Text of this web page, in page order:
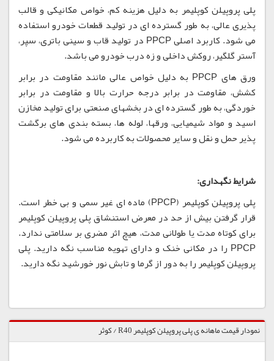
پلی پروپیلن کوپلیمر به دلیل هزینه کم، خواص مکانیکی و قالب
پذیری عالی، به طور گسترده ای در تولید قطعات خودرو استفاده
می شود. کاربرد اصلی PPCP در تولید قاب و سینی باتری، سپر،
آستر گلگیر، روکش داخلی و زه درب خودرو می باشد.
ورق های PPCP به دلیل خواص عالی مانند مقاومت در برابر
کشش، مقاومت در برابر درجه حرارت بالا و مقاومت در برابر
خوردگی، به طور گسترده ای در بخشهای صنعتی برای تولید مخازن
اسید و مواد شیمیایی، ورقها، لوله ها، بسته بندی های برگشت
پذیر حمل و نقل و سایر محصولات به کاربرده می شود.
شرایط نگهداری:
پلی پروپیلن کوپلیمر (PPCP) ماده ای غیر سمی و بی خطر است.
قرار گرفتن بیش از حد در معرض استنشاق پلی پروپیلن کوپلیمر
برای کوتاه مدت یا طولانی مدت، هیچ اثر مضری بر سلامتی ندارد.
PPCP را در مکانی خنک و دارای تهویه مناسب نگه دارید. پلی
پروپیلن کوپلیمر را به دور از گرما و تابش نور خورشید نگه دارید.
نمودار قیمت ماهانه ی پلی پروپیلن کوپلیمر R40 / کوثر